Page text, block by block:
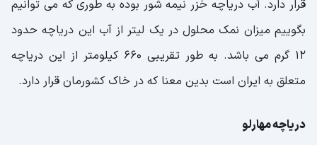
آبشار نوژیان
آبشار لاتون
آبشار شلماش
قرار دارد. آب دریاچه خزر نیمه شور بوده به طوری که می توانیم
بگوییم میزان نمک محلول در یک لیتر از آب این دریاچه حدود
12 گرم می باشد. به طور تقریبی 660 کیلومتر از این دریاچه
متعلق به ایران است بدین معنا که در خاک کشورمان قرار دارد.
دریاچه مهارلو